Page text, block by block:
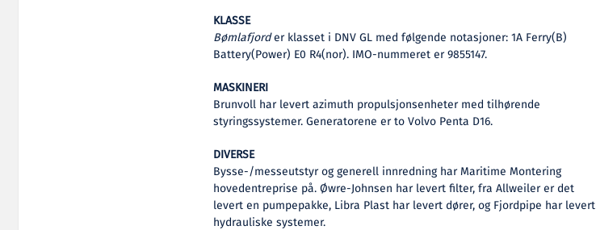
KLASSE
Bømlafjorder klasset i DNV GL med følgende notasjoner: 1A Ferry(B)
Battery(Power) E0 R4(nor). IMO-nummeret er 9855147.
MASKINERI
Brunvoll har levert azimuth propulsjonsenheter med tilhørende
styringssystemer. Generatorene er to Volvo Penta D16.
DIVERSE
Bysse-/messeutstyr og generell innredning har Maritime Montering
hovedentreprise på. Øwre-Johnsen har levert filter, fra Allweiler er det
levert en pumpepakke, Libra Plast har levert dører, og Fjordpipe har levert
hydrauliske systemer.